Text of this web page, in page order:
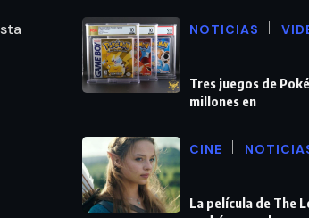
NOTICIAS
Tres juegos de
millones en
CINE
La película de The